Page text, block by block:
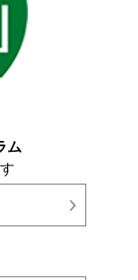
ム